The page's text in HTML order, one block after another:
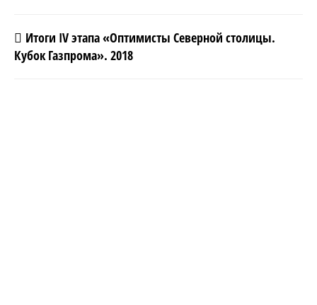
Итоги IV этапа «Оптимисты Северной столицы.
Кубок Газпрома». 2018